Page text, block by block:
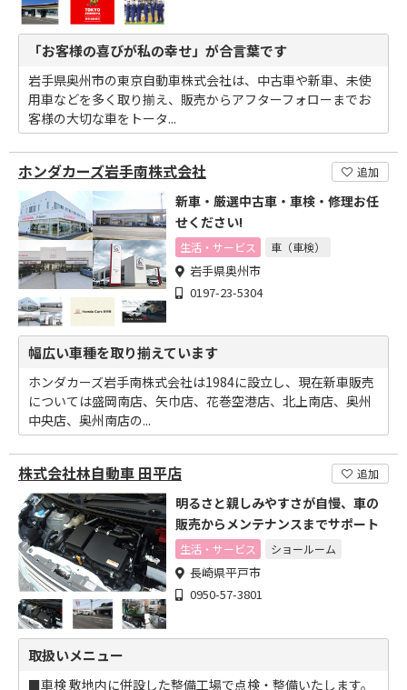
「お客様の喜びが私の幸せ」が合言葉です
岩手県奥州市の東京自動車株式会社は、中古車や新車、未使
用車などを多く取り揃え、販売からアフターフォローまでお
客様の大切な車をトータ...
ホンダカーズ岩手南株式会社 追加
新車・厳選中古車・車検・修理お任
せください!
生活・サービス 車（車検）
岩手県奥州市
0197-23-5304
幅広い車種を取り揃えています
ホンダカーズ岩手南株式会社は1984に設立し、現在新車販売
については盛岡南店、矢巾店、花巻空港店、北上南店、奥州
中央店、奥州南店の...
株式会社林自動車 田平店 追加
明るさと親しみやすさが自慢、車の
販売からメンテナンスまでサポート
生活・サービス ショールーム
長崎県平戸市
0950-57-3801
取扱いメニュー
■車検 敷地内に併設した整備工場で点検・整備いたします。